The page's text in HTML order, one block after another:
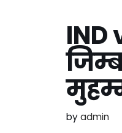
IND
byadmin